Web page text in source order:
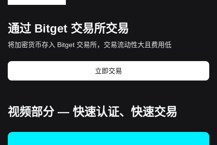
通过 Bitget 交易所交易
将加密货币存入 Bitget 交易所，交易流动性大且费用低
立即交易
视频部分 — 快速认证、快速交易